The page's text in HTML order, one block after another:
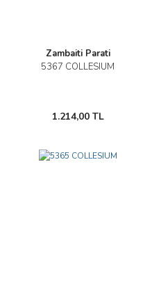
Zambaiti Parati
5367 COLLESIUM
1.214,00 TL